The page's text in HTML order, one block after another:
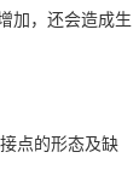
加，还会造成生
点的形态及缺